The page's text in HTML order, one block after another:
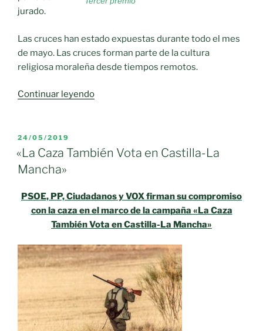
jurado.
Las cruces han estado expuestas durante todo el mes
de mayo. Las cruces forman parte de la cultura
religiosa moraleña desde tiempos remotos.
Continuar leyendo«Concurso
PUBLICADO
EL
24/05/2019
«La Caza También Vota en Castilla-La
Mancha»
PSOE, PP, Ciudadanos y VOX firman su compromiso
con la caza en el marco de la campaña «La Caza
También Vota en Castilla-La Mancha»